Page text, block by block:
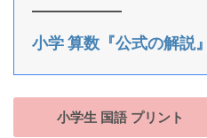
小学 算数『公式の解説』
小学生 国語 プリント